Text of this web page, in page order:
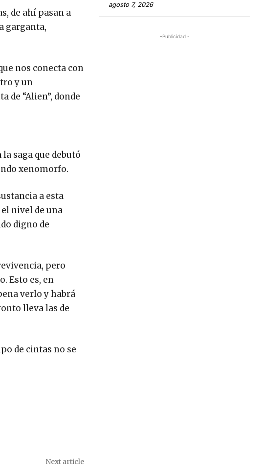
de ahí pasan a
garganta,
nos conecta con
y un
de “Alien”, donde
saga que debutó
xenomorfo.
a esta
nivel de una
digno de
pero
Esto es, en
verlo y habrá
lleva las de
de cintas no se
Next article
agosto 7, 2026
-Publicidad -